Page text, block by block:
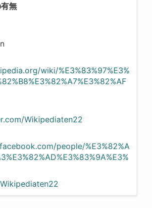
無
wiki/%E3%83%97%E3%
Wikipediaten22
people/%E3%82%A